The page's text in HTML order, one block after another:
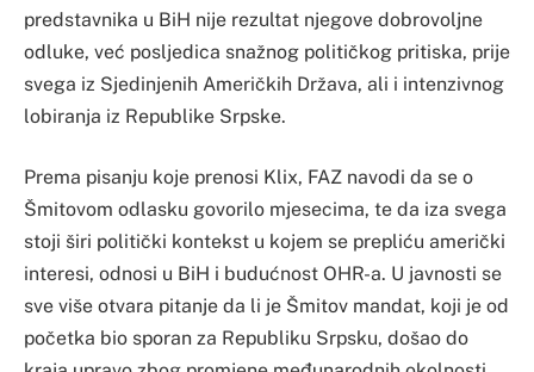
predstavnika u BiH nije rezultat njegove dobrovoljne
odluke, već posljedica snažnog političkog pritiska, prije
svega iz Sjedinjenih Američkih Država, ali i intenzivnog
lobiranja iz Republike Srpske.
Prema pisanju koje prenosi Klix, FAZ navodi da se o
Šmitovom odlasku govorilo mjesecima, te da iza svega
stoji širi politički kontekst u kojem se prepliću američki
interesi, odnosi u BiH i budućnost OHR-a. U javnosti se
sve više otvara pitanje da li je Šmitov mandat, koji je od
početka bio sporan za Republiku Srpsku, došao do